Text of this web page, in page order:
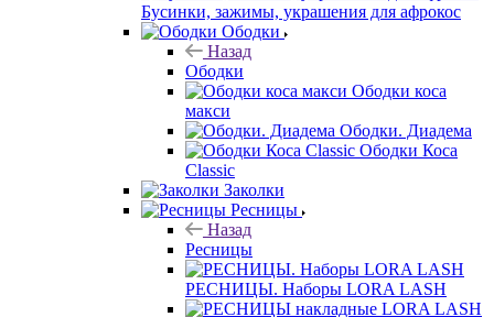
Бусинки, зажимы, украшения для афрокос
Ободки
Назад
Ободки
Ободки коса
макси
Ободки. Диадема
Ободки Коса
Classic
Заколки
Ресницы
Назад
Ресницы
РЕСНИЦЫ. Наборы LORA LASH